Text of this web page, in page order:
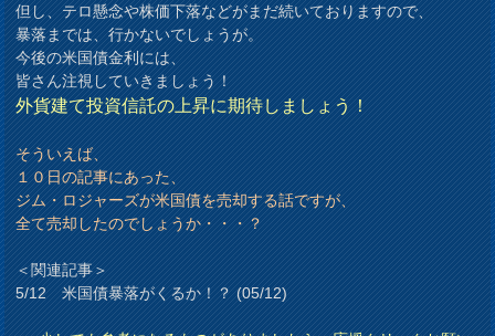
但し、テロ懸念や株価下落などがまだ続いておりますので、
暴落までは、行かないでしょうが。
今後の米国債金利には、
皆さん注視していきましょう！
外貨建て投資信託の上昇に期待しましょう！
そういえば、
１０日の記事にあった、
ジム・ロジャーズが米国債を売却する話ですが、
全て売却したのでしょうか・・・？
＜関連記事＞
5/12 米国債暴落がくるか！？ (05/12)